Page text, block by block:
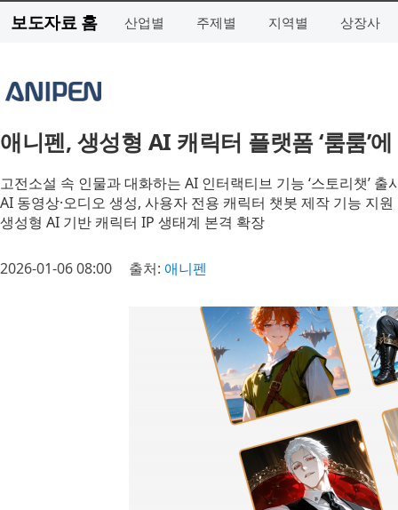
보도자료 홈 산업별 주제별 지역별 상장사
애니펜, 생성형 AI 캐릭터 플랫폼 ‘룸룸’
고전소설 속 인물과 대화하는 AI 인터랙티브 기능 ‘스토리챗’ 출
AI 동영상·오디오 생성, 사용자 전용 캐릭터 챗봇 제작 기능 지원
생성형 AI 기반 캐릭터 IP 생태계 본격 확장
2026-01-06 08:00 출처: 애니펜